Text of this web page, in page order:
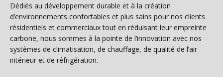
Dédiés au développement durable et à la création
d’environnements confortables et plus sains pour nos clients
résidentiels et commerciaux tout en réduisant leur empreinte
carbone, nous sommes à la pointe de l’innovation avec nos
systèmes de climatisation, de chauffage, de qualité de l’air
intérieur et de réfrigération.